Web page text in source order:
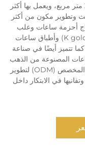
يغطي مصنع الشركة مساحة تزيد عن 20,000 متر مربع، ويعمل بها أكثر
وتطوير مكون من أكثر
أحزمة ساعات وعلب
ساعات وإبزيم ساعات وزنابيل وخرز ذهبية (K gold) وأطباق ساعات
تتميز أيضًا في صناعة
المصنوعة من الذهب
K. وتؤكد خدمات الشركة في التصميم الأصلي المخصص (ODM) لتطوير
في الابتكار داخل